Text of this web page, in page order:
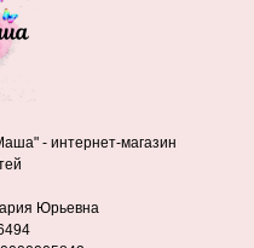
- интернет-магазин
Юрьевна